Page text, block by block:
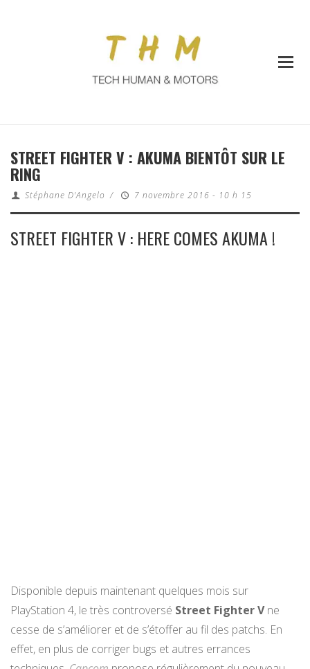
STREET FIGHTER V : AKUMA BIENTÔT SUR LE
RING
Stéphane D'Angelo / 7 novembre 2016 - 10 h 15
STREET FIGHTER V : HERE COMES AKUMA !
Disponible depuis maintenant quelques mois sur
PlayStation 4, le très controversé Street Fighter Vne
cesse de s’améliorer et de s’étoffer au fil des patchs. En
effet, en plus de corriger bugs et autres errances